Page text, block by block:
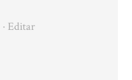
· Editar